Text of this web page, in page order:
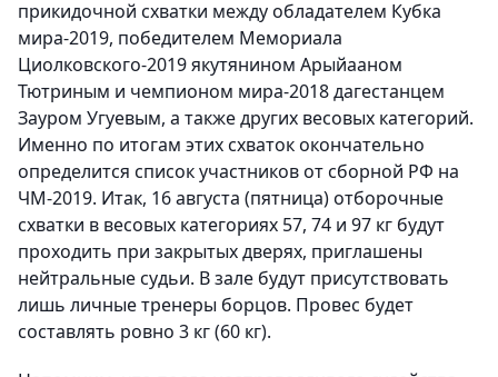
прикидочной схватки между обладателем Кубка
мира-2019, победителем Мемориала
Циолковского-2019 якутянином Арыйааном
Тютриным и чемпионом мира-2018 дагестанцем
Зауром Угуевым, а также других весовых категорий.
Именно по итогам этих схваток окончательно
определится список участников от сборной РФ на
ЧМ-2019. Итак, 16 августа (пятница) отборочные
схватки в весовых категориях 57, 74 и 97 кг будут
проходить при закрытых дверях, приглашены
нейтральные судьи. В зале будут присутствовать
лишь личные тренеры борцов. Провес будет
составлять ровно 3 кг (60 кг).